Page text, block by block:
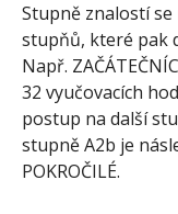
Stupně znalostí
stupňů, které pak
Např.
32 vyučovacích
postup na další
stupně A2b je
POKROČILÉ.